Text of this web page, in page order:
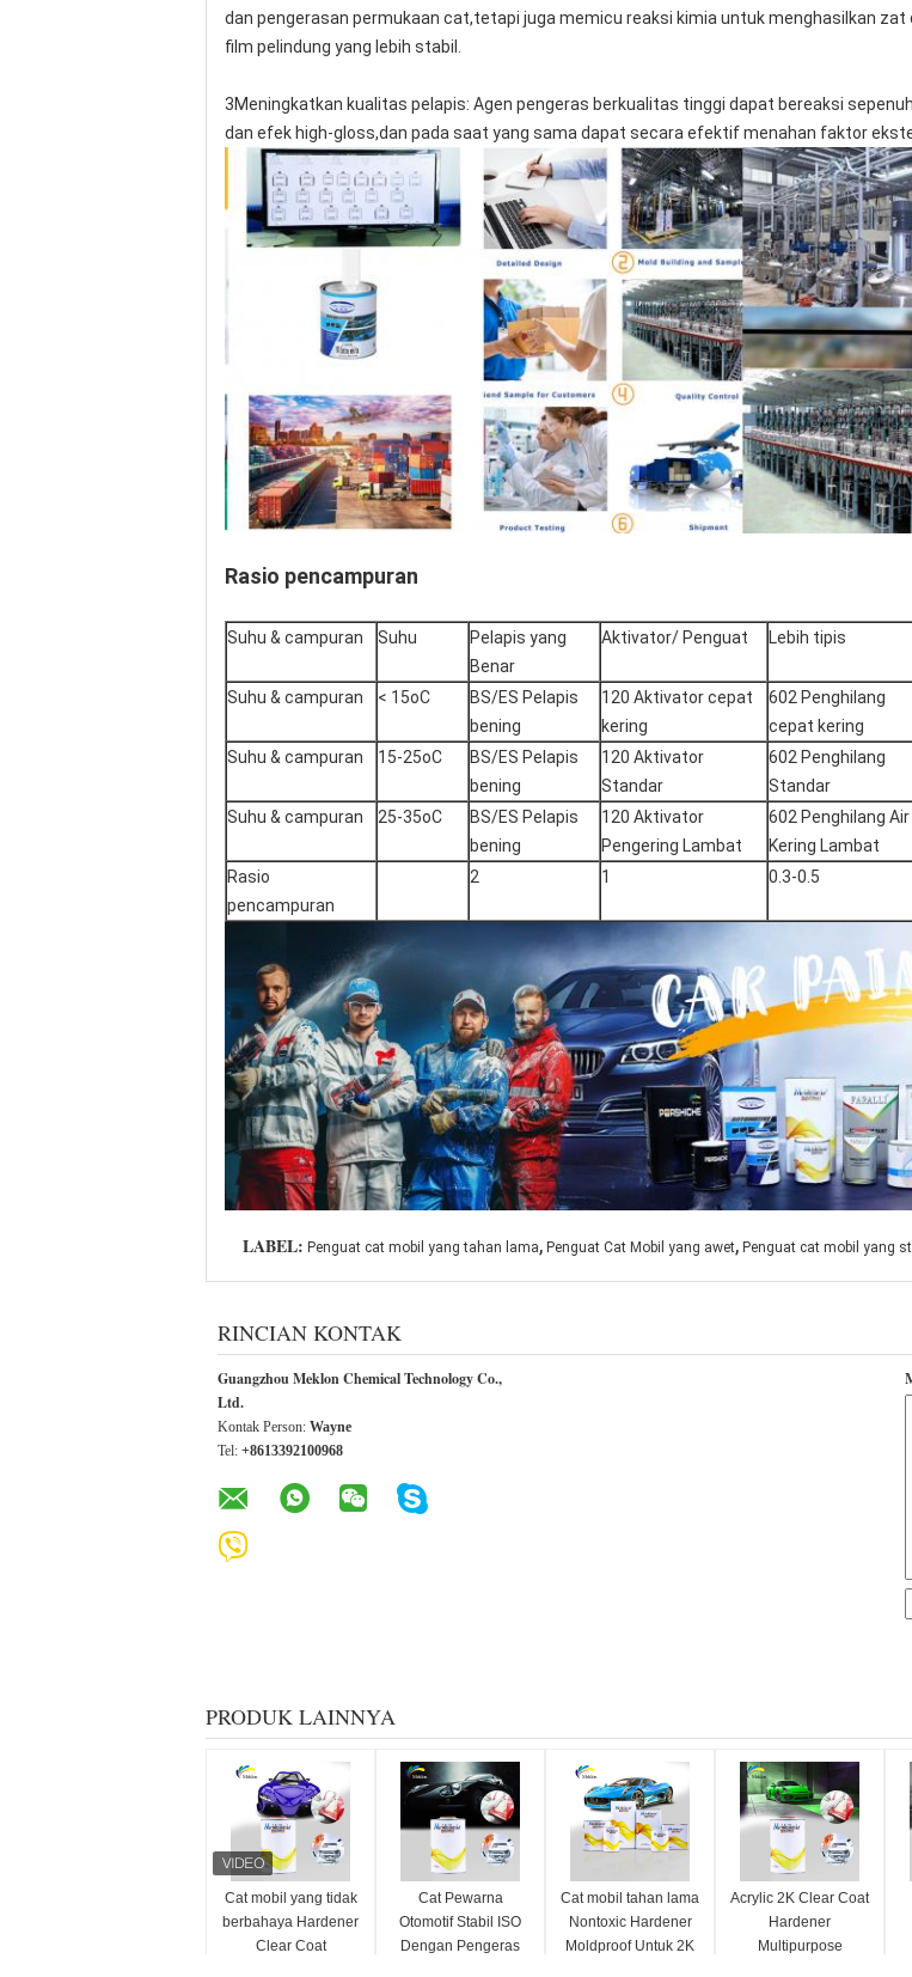
dan pengerasan permukaan cat,tetapi juga memicu reaksi kimia untuk menghasilkan
film pelindung yang lebih stabil.
3Meningkatkan kualitas pelapis: Agen pengeras berkualitas tinggi dapat bereaksi
dan efek high-gloss,dan pada saat yang sama dapat secara efektif menahan faktor
Rasio pencampuran
Suhu & campuran Suhu
Pelapis yang
Benar
Aktivator/ Penguat Lebih tipis
Suhu & campuran < 15oC
BS/ES Pelapis
bening
120 Aktivator cepat
kering
602 Penghilang
cepat kering
Suhu & campuran
15-25oC
BS/ES Pelapis
bening
120 Aktivator
Standar
602 Penghilang
Standar
Suhu & campuran
25-35oC
BS/ES Pelapis
bening
120 Aktivator
Pengering Lambat
602 Penghilang Air
Kering Lambat
Rasio
pencampuran
2 1 0.3-0.5
LABEL: Penguat cat mobil yang tahan lama, Penguat Cat Mobil yang awet, Penguat cat mobil yang
RINCIAN KONTAK
Guangzhou Meklon Chemical Technology Co.,
Ltd.
Kontak Person: Wayne
Tel: +8613392100968
PRODUK LAINNYA
Cat mobil yang tidak
berbahaya Hardener
Clear Coat
Cat Pewarna
Otomotif Stabil ISO
Dengan Pengeras
Cat mobil tahan lama
Nontoxic Hardener
Moldproof Untuk 2K
Acrylic 2K Clear Coat
Hardener
Multipurpose